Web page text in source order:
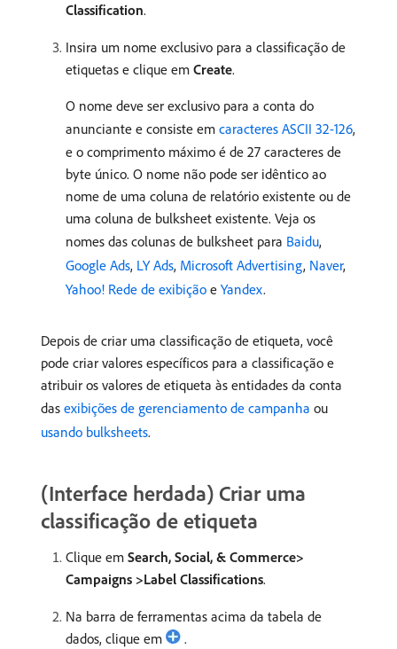
Classification.
Insira um nome exclusivo para a classificação de
etiquetas e clique em Create.
O nome deve ser exclusivo para a conta do
anunciante e consiste em caracteres ASCII 32-126,
e o comprimento máximo é de 27 caracteres de
byte único. O nome não pode ser idêntico ao
nome de uma coluna de relatório existente ou de
uma coluna de bulksheet existente. Veja os
nomes das colunas de bulksheet para Baidu,
Google Ads, LY Ads, Microsoft Advertising, Naver,
Yahoo! Rede de exibição e Yandex.
Depois de criar uma classificação de etiqueta, você
pode criar valores específicos para a classificação e
atribuir os valores de etiqueta às entidades da conta
das exibições de gerenciamento de campanha ou
usando bulksheets.
(Interface herdada) Criar uma
classificação de etiqueta
Clique em Search, Social, & Commerce>
Campaigns >Label Classifications.
Na barra de ferramentas acima da tabela de
dados, clique em
.